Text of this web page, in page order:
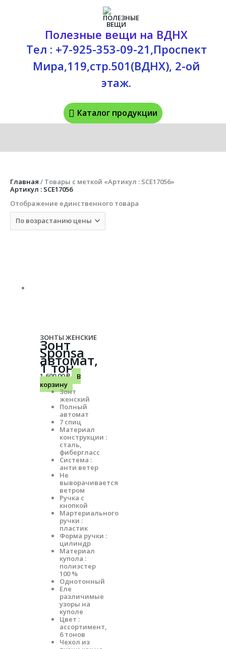
Полезные вещи на ВДНХ
Тел : +7-925-353-09-21,Проспект
Мира,119,стр.501(ВДНХ), 2-ой
этаж.
Каталог
продукции
Каталог продукции
Главная / Товары с меткой «Артикул : SCE17056»
Артикул : SCE17056
Отображение единственного товара
ЗОНТЫ ЖЕНСКИЕ
Зонт
Sponsa
автомат,
1 тон
1,600.00₽
В
корзину
Зонт
женский
Полный
автомат
7 спиц
Материал
конструкции :
сталь,
фибергласс
Система :
анти ветер
Не
выворачивается
ветром
Ручка с
кнопкой
Мартериального
ручки :
пластик
Форма ручки :
цилиндр
Материал
купола :
полиэстер
100 %
Однотонный
Еле
различимые
узоры на
куполе
Цвет :
ассортимент,
6 тонов
Чехол из